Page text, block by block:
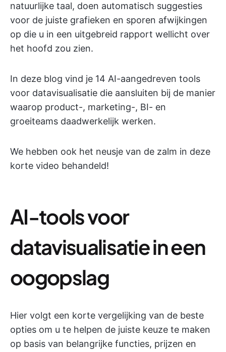
natuurlijke taal, doen automatisch suggesties
voor de juiste grafieken en sporen afwijkingen
op die u in een uitgebreid rapport wellicht over
het hoofd zou zien.
In deze blog vind je 14 AI-aangedreven tools
voor datavisualisatie die aansluiten bij de manier
waarop product-, marketing-, BI- en
groeiteams daadwerkelijk werken.
We hebben ook het neusje van de zalm in deze
korte video behandeld!
AI-tools voor
datavisualisatie in een
oogopslag
Hier volgt een korte vergelijking van de beste
opties om u te helpen de juiste keuze te maken
op basis van belangrijke functies, prijzen en